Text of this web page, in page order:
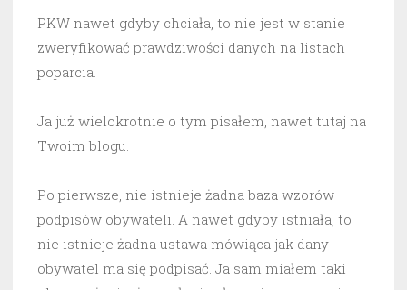
PKW nawet gdyby chciała, to nie jest w stanie
zweryfikować prawdziwości danych na listach
poparcia.
Ja już wielokrotnie o tym pisałem, nawet tutaj na
Twoim blogu.
Po pierwsze, nie istnieje żadna baza wzorów
podpisów obywateli. A nawet gdyby istniała, to
nie istnieje żadna ustawa mówiąca jak dany
obywatel ma się podpisać. Ja sam miałem taki